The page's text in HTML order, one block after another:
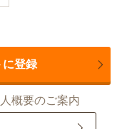
に登録
概要のご案内